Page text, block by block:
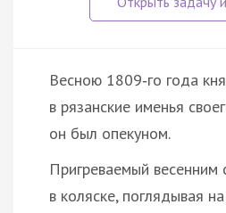
Весною 1809‑го года
в рязанские именья
он был опекуном.
Пригреваемый весенним
в коляске, поглядывая